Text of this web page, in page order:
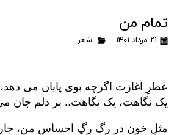
تمام من
۲۱ مرداد ۱۴۰۱ شعر
عطرِ آغازت اگرچه بوی پایان می
یک نگاهت، یک نگاهت.. بر دلم جان
مثلِ خون در رگ رگِ احساس من،